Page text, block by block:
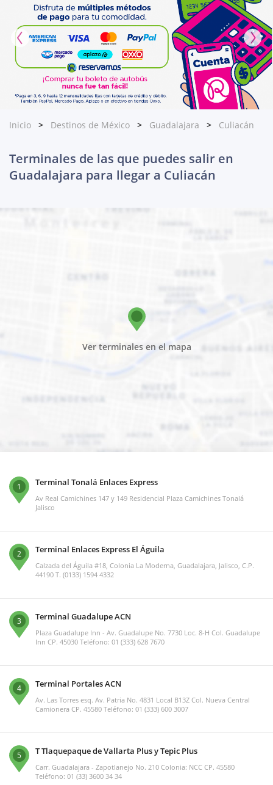
Inicio Destinos de México Guadalajara Culiacán
Terminales de las que puedes salir en
Guadalajara para llegar a Culiacán
Ver terminales en el mapa
1 Terminal Tonalá Enlaces Express
Av Real Camichines 147 y 149 Residencial Plaza Camichines Tonalá
Jalisco
2 Terminal Enlaces Express El Águila
Calzada del Águila #18, Colonia La Moderna, Guadalajara, Jalisco, C.P.
44190 T. (0133) 1594 4332
3 Terminal Guadalupe ACN
Plaza Guadalupe Inn - Av. Guadalupe No. 7730 Loc. 8-H Col. Guadalupe
Inn CP. 45030 Teléfono: 01 (333) 628 7670
4 Terminal Portales ACN
Av. Las Torres esq. Av. Patria No. 4831 Local B13Z Col. Nueva Central
Camionera CP. 45580 Teléfono: 01 (333) 600 3007
5 T Tlaquepaque de Vallarta Plus y Tepic Plus
Carr. Guadalajara - Zapotlanejo No. 210 Colonia: NCC CP. 45580
Teléfono: 01 (33) 3600 34 34